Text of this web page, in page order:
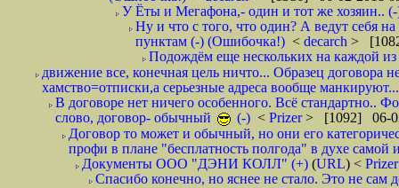
У Ёты и Мегафона,- один и тот же хозяин..
Ну и что с того, что один? А ведут себя
пунктам (-) (Ошибочка!) < decarch >
Подождём еще нескольких на каждой из
движение все, конечная цель ничто... Образец договора
хамство=отписки,а серьезные адреса вообще
В договоре нет ничего особенного. Всё стандартно..
слово, договор- обычный
(-) < Prizer> [1092] 06-
Договор то может и обычный, но они его
профи в плане "бесплатность полгода" в духе
Документы ООО "ДЭНИ КОЛЛ" (+) (URL) <
Спасибо конечно, но яснее не стало. Это не сам